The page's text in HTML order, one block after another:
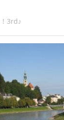
3rd♪